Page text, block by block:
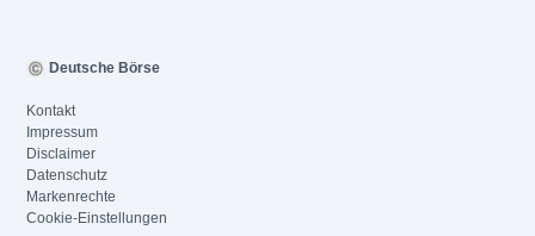
Deutsche Börse
Kontakt
Impressum
Disclaimer
Datenschutz
Markenrechte
Cookie-Einstellungen